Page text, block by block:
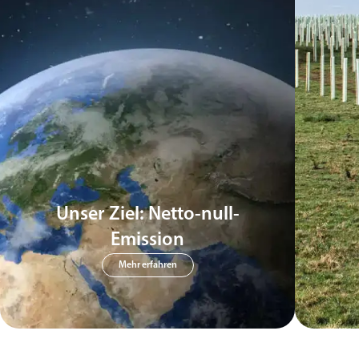
Unser Ziel: Netto-null-
Emission
Mehr erfahren